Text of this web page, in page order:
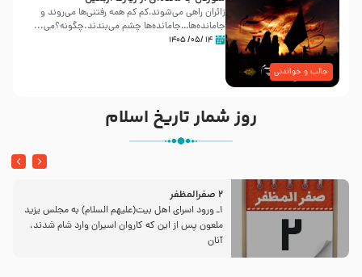
جالب و خواندنی
زائران راهی می‌شوند،کم‌ کم همه رفتنی‌ها می‌روند و
جامانده‌ها…جامانده‌ها چشم می‌بندند.چگونه؟می‌...
۱۴ /۰۵/ ۱۴۰۵
روز شمار تاریخ اسلام
2 صفرالمظفر
1ـ ورود اسراى اهل بیت‌(علیهم السلام) به مجلس یزید
ملعون پس از این كه كاروان اسیران وارد شام شدند،
آنان